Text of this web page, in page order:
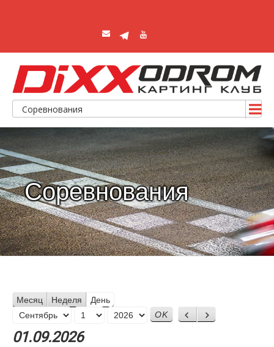
Соревнования
Соревнования
Месяц Неделя День
Месяц
День
Год
Назад
Вперед
01.09.2026